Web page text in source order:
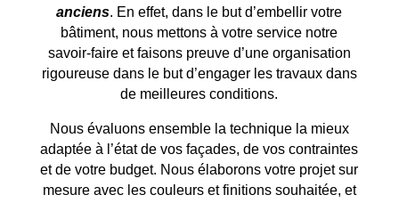
anciens. En effet, dans le but d’embellir votre
bâtiment, nous mettons à votre service notre
savoir-faire et faisons preuve d’une organisation
rigoureuse dans le but d’engager les travaux dans
de meilleures conditions.
Nous évaluons ensemble la technique la mieux
adaptée à l’état de vos façades, de vos contraintes
et de votre budget. Nous élaborons votre projet sur
mesure avec les couleurs et finitions souhaitée, et